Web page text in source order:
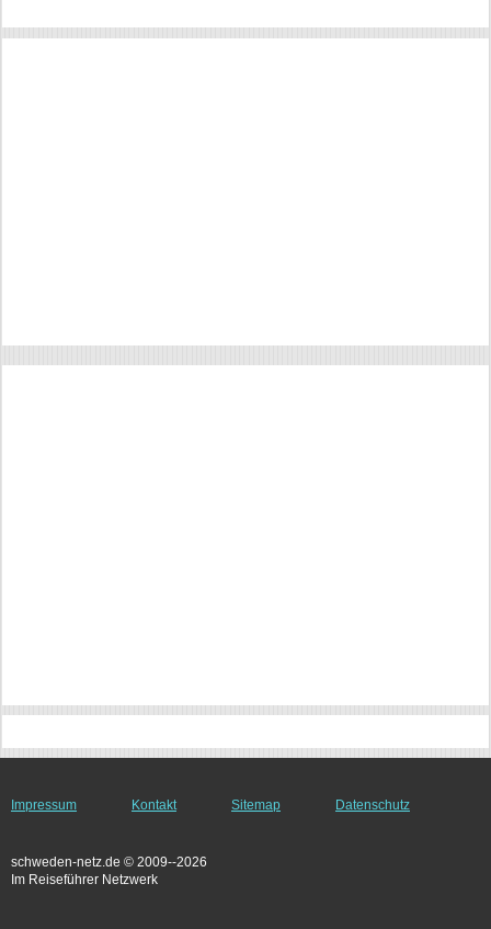
Impressum Kontakt Sitemap Datenschutz
schweden-netz.de © 2009--2026
Im Reiseführer Netzwerk